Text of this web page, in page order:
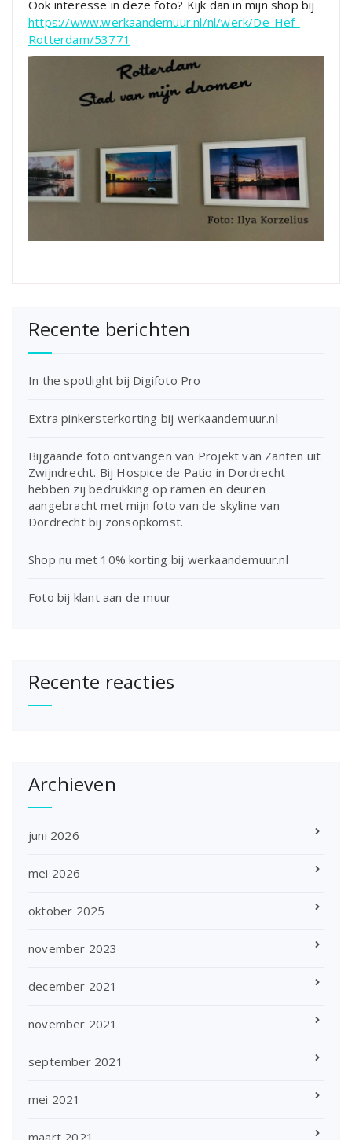
Ook interesse in deze foto? Kijk dan in mijn shop bij
https://www.werkaandemuur.nl/nl/werk/De-Hef-
Rotterdam/53771
Recente berichten
In the spotlight bij Digifoto Pro
Extra pinkersterkorting bij werkaandemuur.nl
Bijgaande foto ontvangen van Projekt van Zanten uit
Zwijndrecht. Bij Hospice de Patio in Dordrecht
hebben zij bedrukking op ramen en deuren
aangebracht met mijn foto van de skyline van
Dordrecht bij zonsopkomst.
Shop nu met 10% korting bij werkaandemuur.nl
Foto bij klant aan de muur
Recente reacties
Archieven
juni 2026
mei 2026
oktober 2025
november 2023
december 2021
november 2021
september 2021
mei 2021